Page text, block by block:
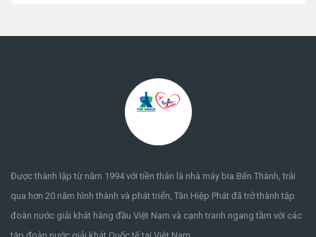
Được thành lập từ năm 1994 với tiền thân là nhà máy bia Bến Thành, trải
qua hơn 20 năm hình thành và phát triển, Tân Hiệp Phát đã trở thành tập
đoàn nước giải khát hàng đầu Việt Nam và cạnh tranh ngang tầm với các